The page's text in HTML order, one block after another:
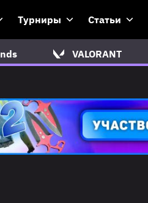
Турниры Статьи
VALORANT